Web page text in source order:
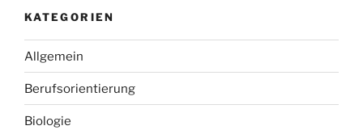
KATEGORIEN
Allgemein
Berufsorientierung
Biologie